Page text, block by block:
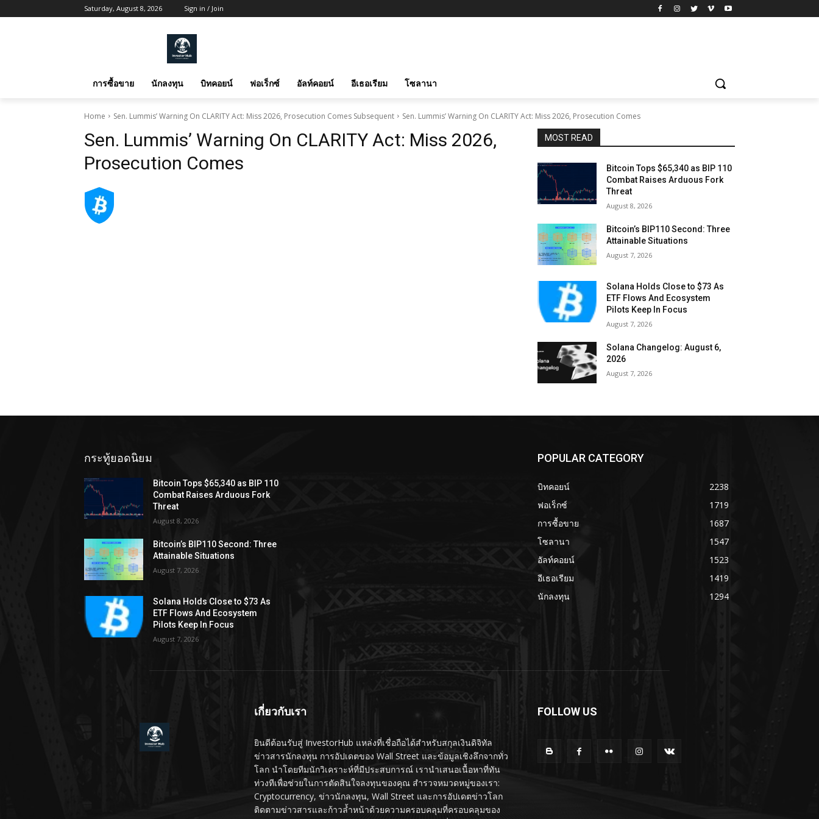
Saturday, August 8, 2026 Sign in / Join
การซื้อขาย นักลงทุน บิทคอยน์ ฟอเร็กซ์ อัลท์คอยน์ อีเธอเรียม โซลานา
Home Sen. Lummis’ Warning On CLARITY Act: Miss 2026, Prosecution Comes Subsequent Sen. Lummis’ Warning On CLARITY Act: Miss 2026, Prosecution Comes
Sen. Lummis’ Warning On CLARITY Act: Miss 2026,
Prosecution Comes
MOST READ
Bitcoin Tops $65,340 as BIP 110
Combat Raises Arduous Fork
Threat
August 8, 2026
Bitcoin’s BIP110 Second: Three
Attainable Situations
August 7, 2026
Solana Holds Close to $73 As
ETF Flows And Ecosystem
Pilots Keep In Focus
August 7, 2026
Solana Changelog: August 6,
2026
August 7, 2026
กระทู้ยอดนิยม
Bitcoin Tops $65,340 as BIP 110
Combat Raises Arduous Fork
Threat
August 8, 2026
Bitcoin’s BIP110 Second: Three
Attainable Situations
August 7, 2026
Solana Holds Close to $73 As
ETF Flows And Ecosystem
Pilots Keep In Focus
August 7, 2026
POPULAR CATEGORY
บิทคอยน์
2238
ฟอเร็กซ์
1719
การซื้อขาย
1687
โซลานา
1547
อัลท์คอยน์
1523
อีเธอเรียม
1419
นักลงทุน
1294
เกี่ยวกับเรา
ยินดีต้อนรับสู่ InvestorHub แหล่งที่เชื่อถือได้สำหรับสกุลเงินดิจิทัล
ข่าวสารนักลงทุน การอัปเดตของ Wall Street และข้อมูลเชิงลึกจากทั่ว
โลก นำโดยทีมนักวิเคราะห์ที่มีประสบการณ์ เรานำเสนอเนื้อหาที่ทัน
ท่วงทีเพื่อช่วยในการตัดสินใจลงทุนของคุณ สำรวจหมวดหมู่ของเรา:
Cryptocurrency, ข่าวนักลงทุน, Wall Street และการอัปเดตข่าวโลก
ติดตามข่าวสารและก้าวล้ำหน้าด้วยความครอบคลุมที่ครอบคลุมของ
FOLLOW US